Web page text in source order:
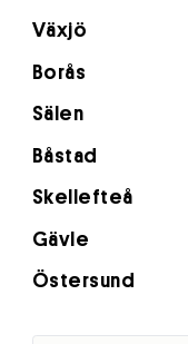
Växjö
Borås
Sälen
Båstad
Skellefteå
Gävle
Östersund